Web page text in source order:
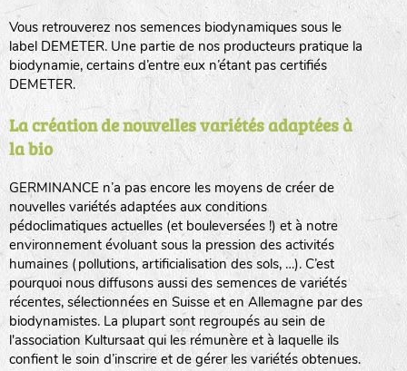
Vous retrouverez nos semences biodynamiques sous le
label DEMETER. Une partie de nos producteurs pratique la
biodynamie, certains d’entre eux n’étant pas certifiés
DEMETER.
La création de nouvelles variétés adaptées à
la bio
GERMINANCE n’a pas encore les moyens de créer de
nouvelles variétés adaptées aux conditions
pédoclimatiques actuelles (et bouleversées !) et à notre
environnement évoluant sous la pression des activités
humaines (pollutions, artificialisation des sols, …). C’est
pourquoi nous diffusons aussi des semences de variétés
récentes, sélectionnées en Suisse et en Allemagne par des
biodynamistes. La plupart sont regroupés au sein de
l'association Kultursaat qui les rémunère et à laquelle ils
confient le soin d’inscrire et de gérer les variétés obtenues.
BINGENHEIMER SAATGUT (BGH)
www.bingenheimersaatgut.de
DE BOLSTER (DBO)
www.bolster.nl
GRAINE DEL PAÏS (GDP)
: Engrais vert
L: Légumes
A: Aromatiques
BEL : Code de la variété
(Ici Belle de nuit)
20 : Année de récolte(ici 2020)
BPA : Initiales du producteur ou du fournisseur de la
semence.
1 : Numéro d’ordre du lot
A : Sans calibre.
G: Gros
M: Moyen calibre
P: Petit calibre
Légumes feuilles